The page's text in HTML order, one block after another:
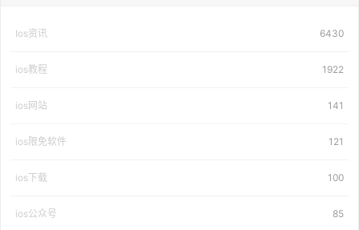
Ios资讯 6430
ios教程 1922
ios网站 141
ios限免软件 121
ios下载 100
ios公众号 85